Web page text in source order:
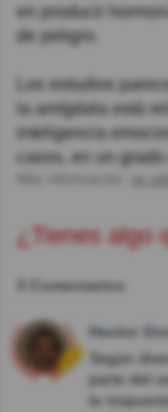
en producir
de peligro.
Los estudios
la amígdala está
inteligencia
casos, en un
¿Tienes algo
3 Comentarios
Hector
Según
parte del
la